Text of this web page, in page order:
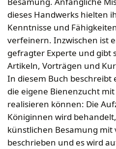
Bienenweide
Honig &
Königinnenzucht
Diverse Fachliteratur
dieses Handwerks hielten
Kenntnisse und
verfeinern. Inzwischen ist
gefragter Experte und gibt
Artikeln, Vorträgen und
In diesem Buch beschreibt
die eigene Bienenzucht
realisieren können: Die
Königinnen wird
künstlichen Besamung mit
beschrieben und es wird